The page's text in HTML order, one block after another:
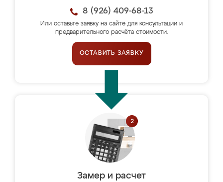
8 (926) 409-68-13
Или оставьте заявку на сайте для консультации и
предварительного расчёта стоимости.
ОСТАВИТЬ ЗАЯВКУ
Замер и расчет